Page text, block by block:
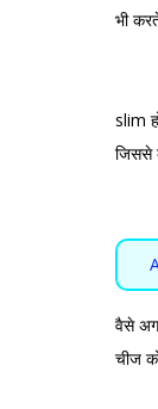
भी
slim
जिससे
वैसे
चीज